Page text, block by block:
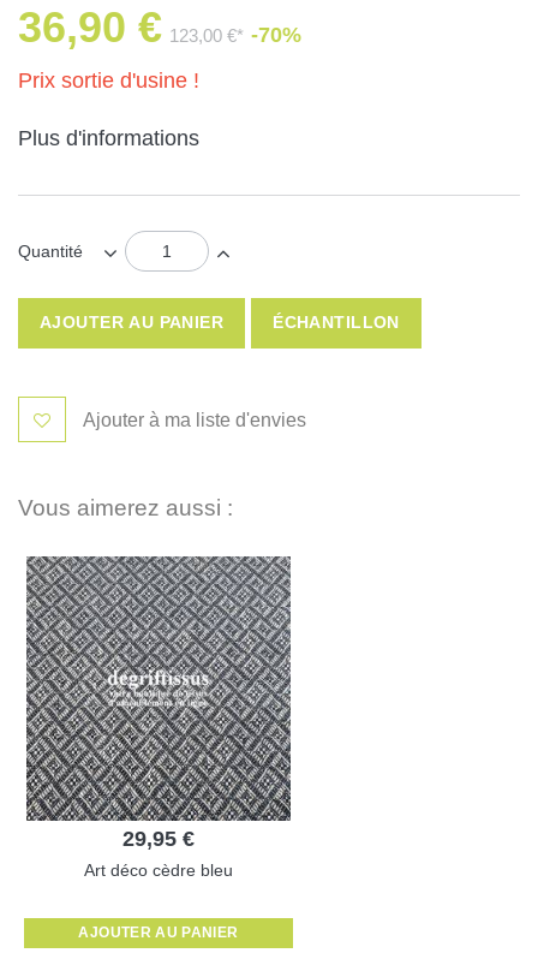
36,90 € 123,00 €* -70%
Prix sortie d'usine !
Plus d'informations
Quantité
AJOUTER AU PANIER ÉCHANTILLON
Ajouter à ma liste d'envies
Vous aimerez aussi :
29,95 €
Art déco cèdre bleu
AJOUTER AU PANIER